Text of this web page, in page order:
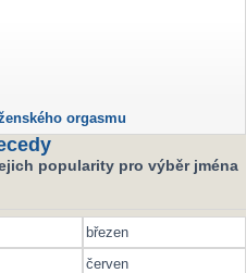
orgasmu
popularity pro výběr jména
březen
červen